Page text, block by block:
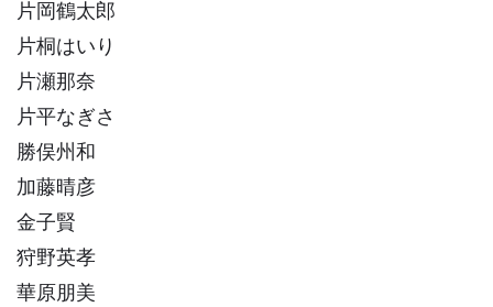
片岡鶴太郎
片桐はいり
片瀬那奈
片平なぎさ
勝俣州和
加藤晴彦
金子賢
狩野英孝
華原朋美